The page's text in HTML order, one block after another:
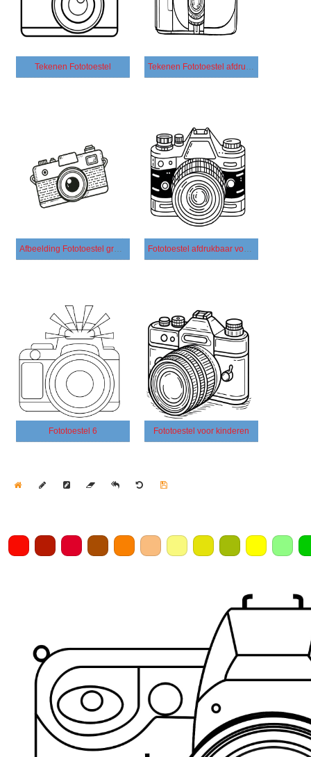
Tekenen Fototoestel Tekenen Fototoestel afdrukbaar
Afbeelding Fototoestel gratis Fototoestel afdrukbaar voor kinderen
Fototoestel 6 Fototoestel voor kinderen